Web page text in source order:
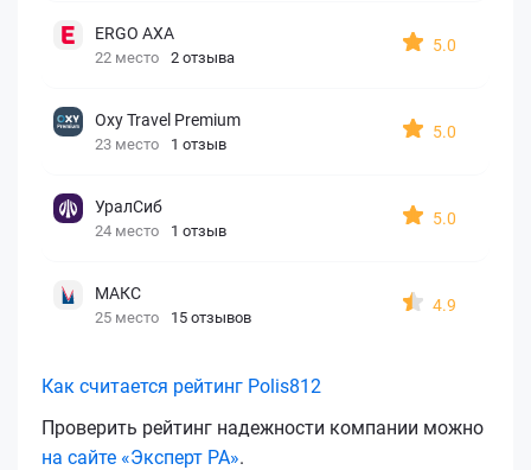
ERGO AXA
22 место 2 отзыва
5.0
Oxy Travel Premium
23 место 1 отзыв
5.0
УралСиб
24 место 1 отзыв
5.0
МАКС
25 место 15 отзывов
4.9
Как считается рейтинг Polis812
Проверить рейтинг надежности компании можно
на сайте «Эксперт РА».